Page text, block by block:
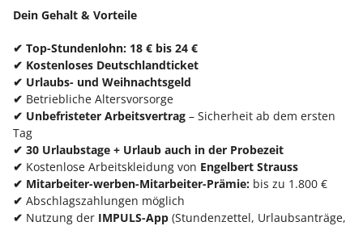
Dein Gehalt & Vorteile
✔ Top-Stundenlohn: 18 € bis 24 €
✔ Kostenloses Deutschlandticket
✔ Urlaubs- und Weihnachtsgeld
✔ Betriebliche Altersvorsorge
✔ Unbefristeter Arbeitsvertrag– Sicherheit ab dem ersten
Tag
✔ 30 Urlaubstage + Urlaub auch in der Probezeit
✔ Kostenlose Arbeitskleidung von Engelbert Strauss
✔ Mitarbeiter-werben-Mitarbeiter-Prämie:bis zu 1.800 €
✔ Abschlagszahlungen möglich
✔ Nutzung der IMPULS-App(Stundenzettel, Urlaubsanträge,